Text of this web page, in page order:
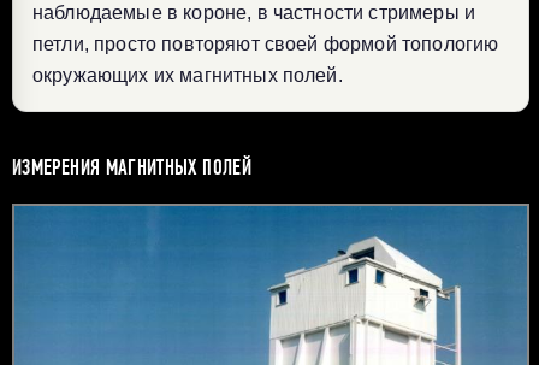
наблюдаемые в короне, в частности стримеры и
петли, просто повторяют своей формой топологию
окружающих их магнитных полей.
ИЗМЕРЕНИЯ МАГНИТНЫХ ПОЛЕЙ